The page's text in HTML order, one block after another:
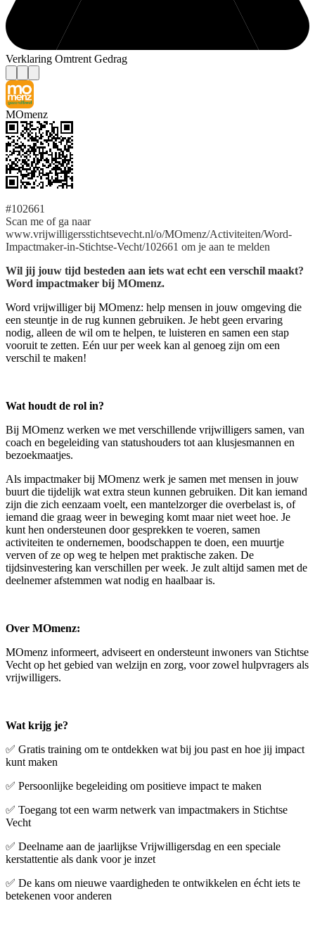
Verklaring Omtrent Gedrag
MOmenz
#102661
Scan me of ga naar
www.vrijwilligersstichtsevecht.nl/o/MOmenz/Activiteiten/Word-
Impactmaker-in-Stichtse-Vecht/102661 om je aan te melden
Wil jij jouw tijd besteden aan iets wat echt een verschil maakt?
Word impactmaker bij MOmenz.
Word vrijwilliger bij MOmenz: help mensen in jouw omgeving die
een steuntje in de rug kunnen gebruiken. Je hebt geen ervaring
nodig, alleen de wil om te helpen, te luisteren en samen een stap
vooruit te zetten. Eén uur per week kan al genoeg zijn om een
verschil te maken!
Wat houdt de rol in?
Bij MOmenz werken we met verschillende vrijwilligers samen, van
coach en begeleiding van statushouders tot aan klusjesmannen en
bezoekmaatjes.
Als impactmaker bij MOmenz werk je samen met mensen in jouw
buurt die tijdelijk wat extra steun kunnen gebruiken. Dit kan iemand
zijn die zich eenzaam voelt, een mantelzorger die overbelast is, of
iemand die graag weer in beweging komt maar niet weet hoe. Je
kunt hen ondersteunen door gesprekken te voeren, samen
activiteiten te ondernemen, boodschappen te doen, een muurtje
verven of ze op weg te helpen met praktische zaken. De
tijdsinvestering kan verschillen per week. Je zult altijd samen met de
deelnemer afstemmen wat nodig en haalbaar is.
Over MOmenz:
MOmenz informeert, adviseert en ondersteunt inwoners van Stichtse
Vecht op het gebied van welzijn en zorg, voor zowel hulpvragers als
vrijwilligers.
Wat krijg je?
✅ Gratis training om te ontdekken wat bij jou past en hoe jij impact
kunt maken
✅ Persoonlijke begeleiding om positieve impact te maken
✅ Toegang tot een warm netwerk van impactmakers in Stichtse
Vecht
✅ Deelname aan de jaarlijkse Vrijwilligersdag en een speciale
kerstattentie als dank voor je inzet
✅ De kans om nieuwe vaardigheden te ontwikkelen en écht iets te
betekenen voor anderen